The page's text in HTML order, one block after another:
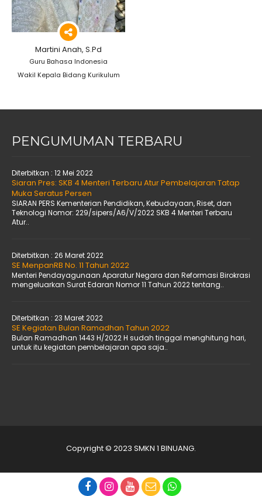
Martini Anah, S.Pd
Guru Bahasa Indonesia
Wakil Kepala Bidang Kurikulum
PENGUMUMAN TERBARU
Diterbitkan : 12 Mei 2022
Siaran Pres: SKB 4 Menteri Terbaru Atur Pembelajaran Tatap
Muka Seratus Persen
SIARAN PERS Kementerian Pendidikan, Kebudayaan, Riset, dan
Teknologi Nomor: 229/sipers/A6/V/2022 SKB 4 Menteri Terbaru
Atur..
Diterbitkan : 26 Maret 2022
SE MenpanRB No. 11 Tahun 2022
Menteri Pendayagunaan Aparatur Negara dan Reformasi Birokrasi
mengeluarkan Surat Edaran Nomor 11 Tahun 2022 tentang..
Diterbitkan : 23 Maret 2022
SE Kegiatan Bulan Ramadhan Tahun 2022
Bulan Ramadhan 1443 H/2022 H sudah tinggal menghitung hari,
untuk itu kegiatan pembelajaran apa saja..
Copyright © 2023 SMKN 1 BINUANG.